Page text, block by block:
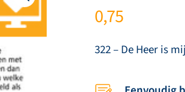
0,75
322 – De Heer is